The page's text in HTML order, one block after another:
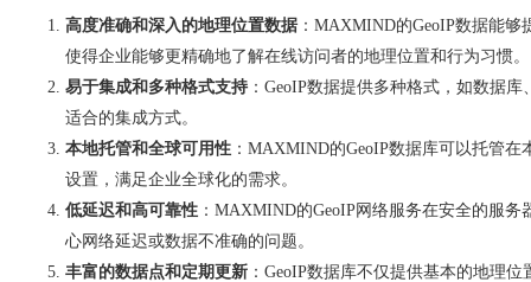
高度准确和深入的地理位置数据 ：MAXMIND的GeoIP数据能
使得企业能够更精确地了解在线访问者的地理位置和行为习惯。
易于集成和多种格式支持 ：GeoIP数据提供多种格式，如数据
适合的集成方式。
本地托管和全球可用性 ：MAXMIND的GeoIP数据库可以托管
设置，满足企业全球化的需求。
低延迟和高可靠性 ：MAXMIND的GeoIP网络服务在安全的服
心网络延迟或数据不准确的问题。
丰富的数据点和定期更新 ：GeoIP数据库不仅提供基本的地理